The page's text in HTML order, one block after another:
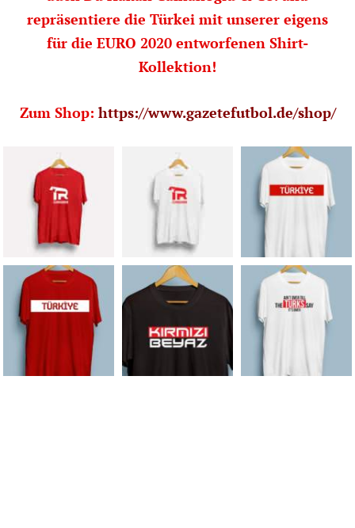
repräsentiere die Türkei mit unserer eigens
für die EURO 2020 entworfenen Shirt-
Kollektion!
Zum Shop: https://www.gazetefutbol.de/shop/